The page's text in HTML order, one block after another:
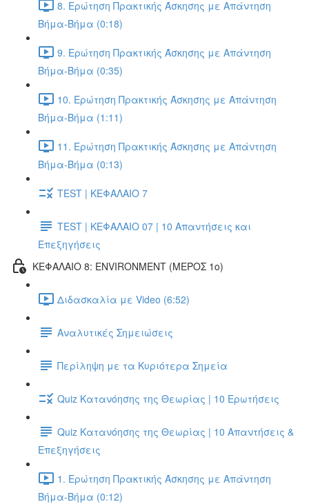
8. Ερώτηση Πρακτικής Άσκησης με Απάντηση
Βήμα-Βήμα (0:18)
9. Ερώτηση Πρακτικής Άσκησης με Απάντηση
Βήμα-Βήμα (0:35)
10. Ερώτηση Πρακτικής Άσκησης με Απάντηση
Βήμα-Βήμα (1:11)
11. Ερώτηση Πρακτικής Άσκησης με Απάντηση
Βήμα-Βήμα (0:13)
TEST | ΚΕΦΑΛΑΙΟ 7
TEST | ΚΕΦΑΛΑΙΟ 07 | 10 Απαντήσεις και
Επεξηγήσεις
ΚΕΦΑΛΑΙΟ 8: ENVIRONMENT (ΜΕΡΟΣ 1o)
Διδασκαλία με Video (6:52)
Αναλυτικές Σημειώσεις
Περίληψη με τα Κυριότερα Σημεία
Quiz Κατανόησης της Θεωρίας | 10 Ερωτήσεις
Quiz Κατανόησης της Θεωρίας | 10 Απαντήσεις &
Επεξηγήσεις
1. Ερώτηση Πρακτικής Άσκησης με Απάντηση
Βήμα-Βήμα (0:12)